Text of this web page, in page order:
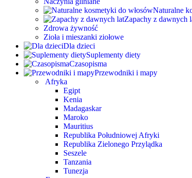
Bali
Birma
Brunei
Chiny
Filipiny
Gruzja
Indie
Indonezja
Iran
Izrael
Japonia
Jordania
Kambodża
Korea Południowa
Korea Północna
Laos
Malediwy
Malezja
Oman
Naturalne
Zapachy z dawnych
Zdrowa żywność
Zioła i mieszanki ziołowe
Dla dzieci
Suplementy diety
Czasopisma
Przewodniki i mapy
Afryka
Egipt
Kenia
Madagaskar
Maroko
Mauritius
Republika Południowej Afryki
Republika Zielonego Przylądka
Seszele
Tanzania
Tunezja